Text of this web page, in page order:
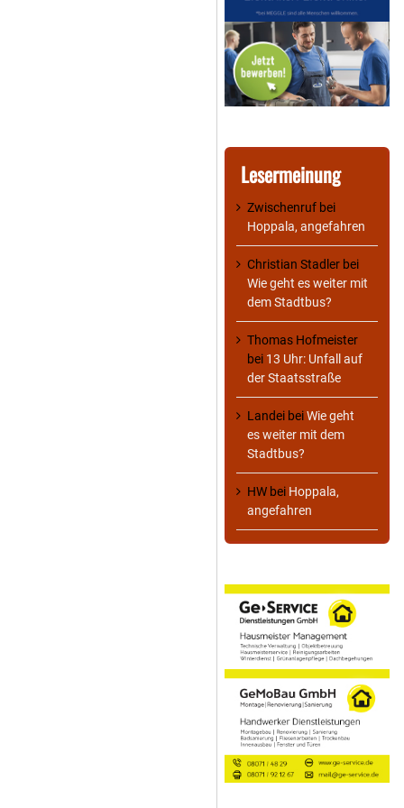
Lesermeinung
Zwischenruf bei
Hoppala, angefahren
Christian Stadler bei
Wie geht es weiter mit
dem Stadtbus?
Thomas Hofmeister
bei 13 Uhr: Unfall auf
der Staatsstraße
Landei beiWie geht
es weiter mit dem
Stadtbus?
HW bei Hoppala,
angefahren